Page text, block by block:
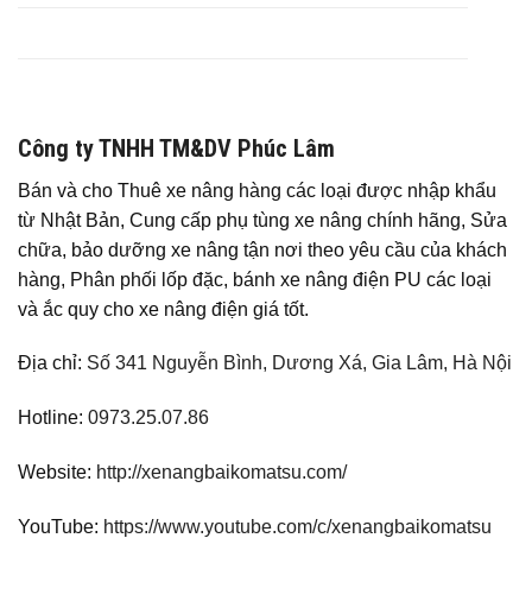
Công ty TNHH TM&DV Phúc Lâm
Bán và cho Thuê xe nâng hàng các loại được nhập khẩu
từ Nhật Bản, Cung cấp phụ tùng xe nâng chính hãng, Sửa
chữa, bảo dưỡng xe nâng tận nơi theo yêu cầu của khách
hàng, Phân phối lốp đặc, bánh xe nâng điện PU các loại
và ắc quy cho xe nâng điện giá tốt.
Địa chỉ: Số 341 Nguyễn Bình, Dương Xá, Gia Lâm, Hà Nội
Hotline: 0973.25.07.86
Website: http://xenangbaikomatsu.com/
YouTube: https://www.youtube.com/c/xenangbaikomatsu